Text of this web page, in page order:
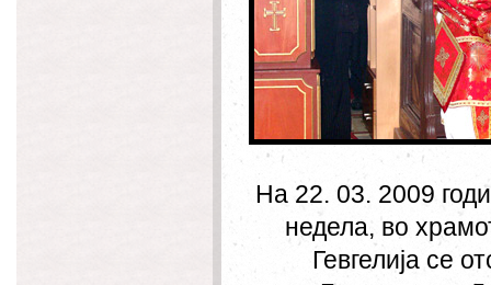
На 22. 03. 2009
недела, во
Гевгелија се